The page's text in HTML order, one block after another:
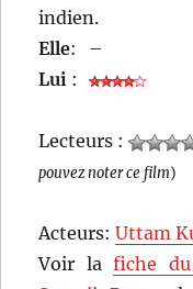
indien.
Elle:
–
Lui :
Lecteurs :
pouvez noter ce film)
Acteurs:Uttam
Voir lafiche